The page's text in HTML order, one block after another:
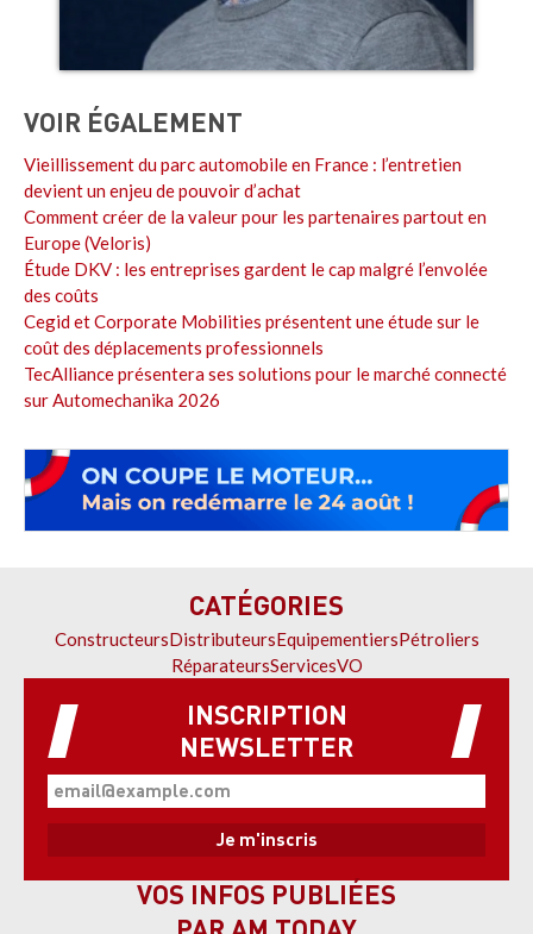
VOIR ÉGALEMENT
Vieillissement du parc automobile en France : l’entretien
devient un enjeu de pouvoir d’achat
Comment créer de la valeur pour les partenaires partout en
Europe (Veloris)
Étude DKV : les entreprises gardent le cap malgré l’envolée
des coûts
Cegid et Corporate Mobilities présentent une étude sur le
coût des déplacements professionnels
TecAlliance présentera ses solutions pour le marché connecté
sur Automechanika 2026
CATÉGORIES
ConstructeursDistributeursEquipementiersPétroliers
RéparateursServicesVO
INSCRIPTION
NEWSLETTER
VOS INFOS PUBLIÉES